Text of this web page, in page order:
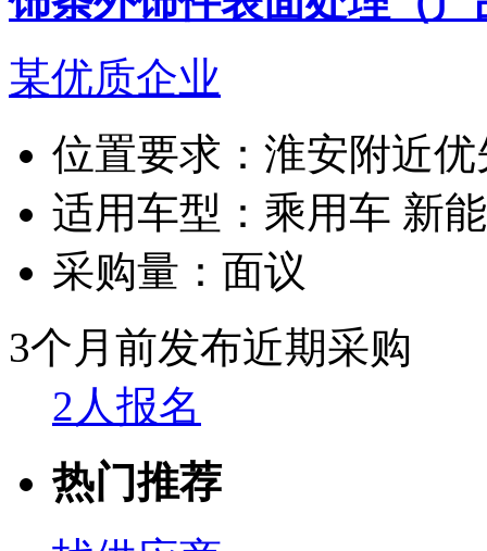
某优质企业
位置要求： 淮安附近
适用车型： 乘用车 新
采购量： 面议
3个月前发布近期采购
2人报名
热门推荐